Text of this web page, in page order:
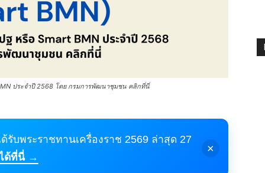
ประจำปี 2568 โดย กรมการพัฒนาชุมชน คลิกที่นี่
รับพระราชทานเครื่องราช 2569 ล่าสุด 27
ด้ที่นี่ →
×